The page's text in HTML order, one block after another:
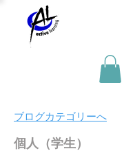
個人 ​（学生）
​ブログカテゴリーへ